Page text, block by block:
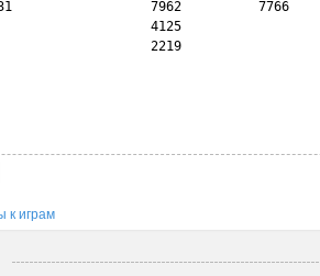
7962          7766
4125
2219
к играм